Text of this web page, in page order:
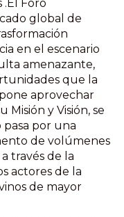
.El Foro
global de
en el escenario
amenazante,
que la
aprovechar
Misión y Visión, se
por una
de volúmenes
través de la
actores de la
de mayor